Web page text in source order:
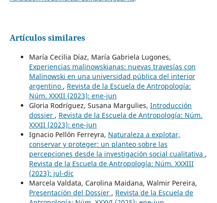
Artículos similares
María Cecilia Díaz, María Gabriela Lugones,
Experiencias malinowskianas: nuevas travesías con
Malinowski en una universidad pública del interior
argentino , Revista de la Escuela de Antropología:
Núm. XXXII (2023): ene-jun
Gloria Rodríguez, Susana Margulies, Introducción
dossier , Revista de la Escuela de Antropología: Núm.
XXXII (2023): ene-jun
Ignacio Pellón Ferreyra, Naturaleza a explotar,
conservar y proteger: un planteo sobre las
percepciones desde la investigación social cualitativa ,
Revista de la Escuela de Antropología: Núm. XXXIII
(2023): jul-dic
Marcela Valdata, Carolina Maidana, Walmir Pereira,
Presentación del Dossier , Revista de la Escuela de